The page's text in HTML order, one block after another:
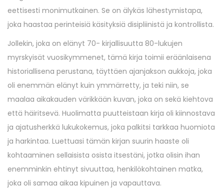
eettisesti monimutkainen. Se on älykäs lähestymistapa,
joka haastaa perinteisiä käsityksiä disipliinistä ja kontrollista.
Jollekin, joka on elänyt 70- kirjallisuutta 80-lukujen
myrskyisät vuosikymmenet, tämä kirja toimii eräänlaisena
historiallisena perustana, täyttäen ajanjakson aukkoja, joka
oli enemmän elänyt kuin ymmärretty, ja teki niin, se
maalaa aikakauden värikkään kuvan, joka on sekä kiehtova
että häiritsevä. Huolimatta puutteistaan kirja oli kiinnostava
ja ajatusherkkä lukukokemus, joka palkitsi tarkkaa huomiota
ja harkintaa. Luettuasi tämän kirjan suurin haaste oli
kohtaaminen sellaisista osista itsestäni, jotka olisin ihan
enemminkin ehtinyt sivuuttaa, henkilökohtainen matka,
joka oli samaa aikaa kipuinen ja vapauttava.